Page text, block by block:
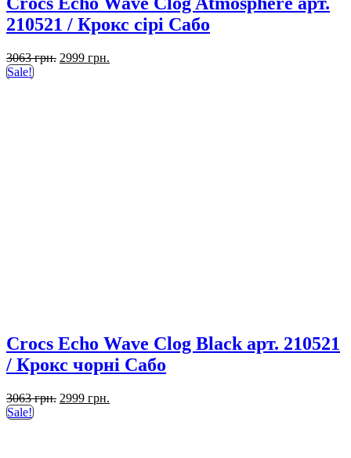
210521 / Крокс сірі Сабо
3063грн. Оригінальна
2999 грн.
Sale!
Crocs Echo Wave Clog Black арт. 210521
/ Крокс чорні Сабо
3063грн. Оригінальна
2999 грн.
Sale!